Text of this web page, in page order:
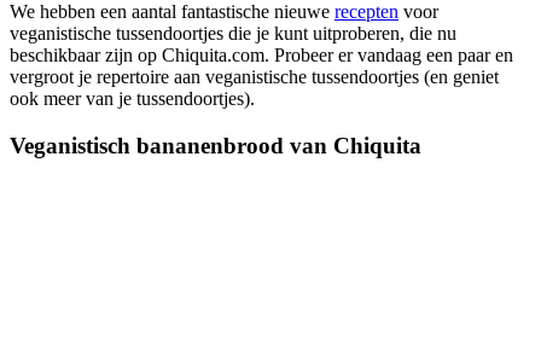
We hebben een aantal fantastische nieuwe recepten voor
veganistische tussendoortjes die je kunt uitproberen, die nu
beschikbaar zijn op Chiquita.com. Probeer er vandaag een paar en
vergroot je repertoire aan veganistische tussendoortjes (en geniet
ook meer van je tussendoortjes).
Veganistisch bananenbrood van Chiquita